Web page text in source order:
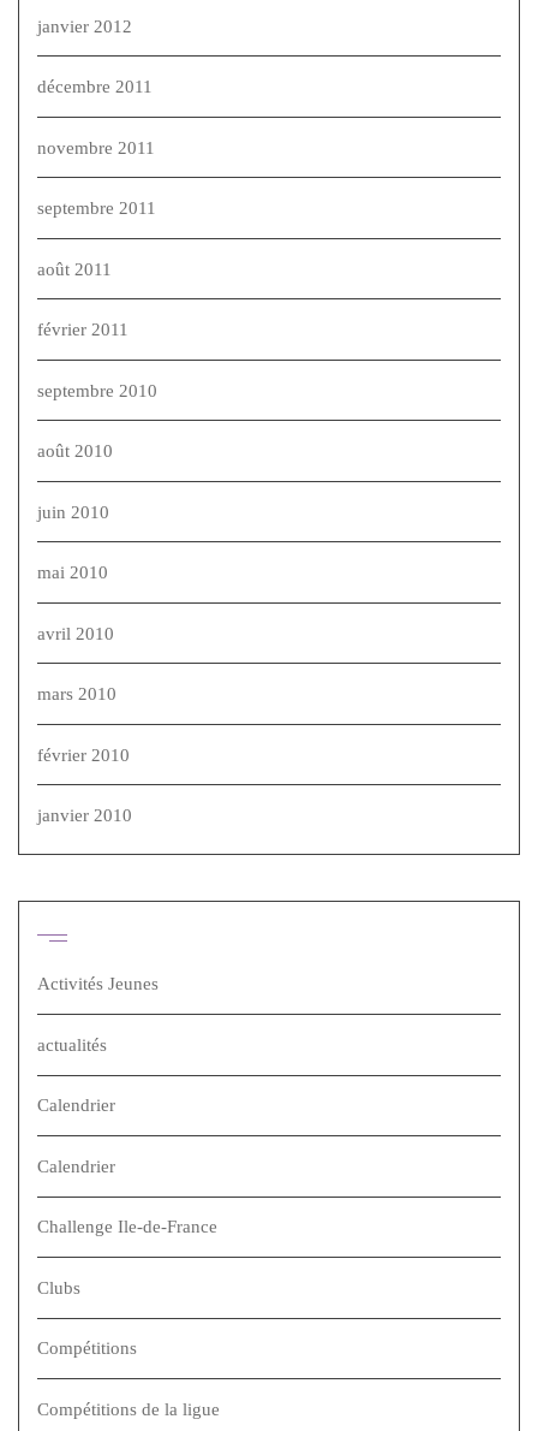
janvier 2012
décembre 2011
novembre 2011
septembre 2011
août 2011
février 2011
septembre 2010
août 2010
juin 2010
mai 2010
avril 2010
mars 2010
février 2010
janvier 2010
Activités Jeunes
actualités
Calendrier
Calendrier
Challenge Ile-de-France
Clubs
Compétitions
Compétitions de la ligue